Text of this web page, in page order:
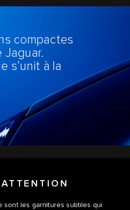
compactes
Jaguar.
s’unit à la
les garnitures subtiles qui